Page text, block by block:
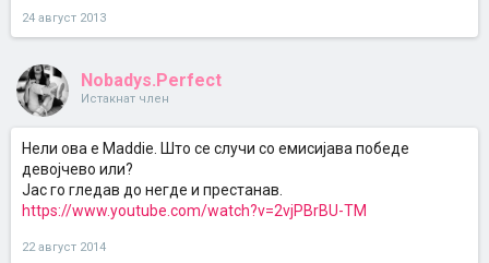
24 август 2013
Nobadys.Perfect
Истакнат член
Нели ова е Maddie. Што се случи со емисијава победе
девојчево или?
Јас го гледав до негде и престанав.
https://www.youtube.com/watch?v=2vjPBrBU-TM
22 август 2014